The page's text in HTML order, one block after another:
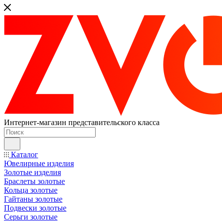
Интернет-магазин представительского класса
Каталог
Ювелирные изделия
Золотые изделия
Браслеты золотые
Кольца золотые
Гайтаны золотые
Подвески золотые
Серьги золотые